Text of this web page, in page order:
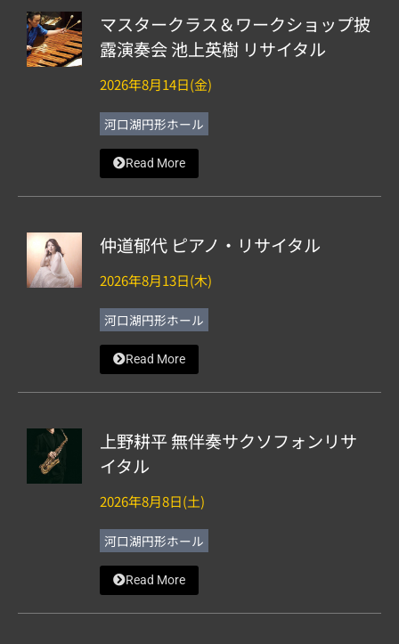
マスタークラス＆ワークショップ披
露演奏会 池上英樹 リサイタル
2026年8月14日(金)
河口湖円形ホール
Read More
仲道郁代 ピアノ・リサイタル
2026年8月13日(木)
河口湖円形ホール
Read More
上野耕平 無伴奏サクソフォンリサ
イタル
2026年8月8日(土)
河口湖円形ホール
Read More